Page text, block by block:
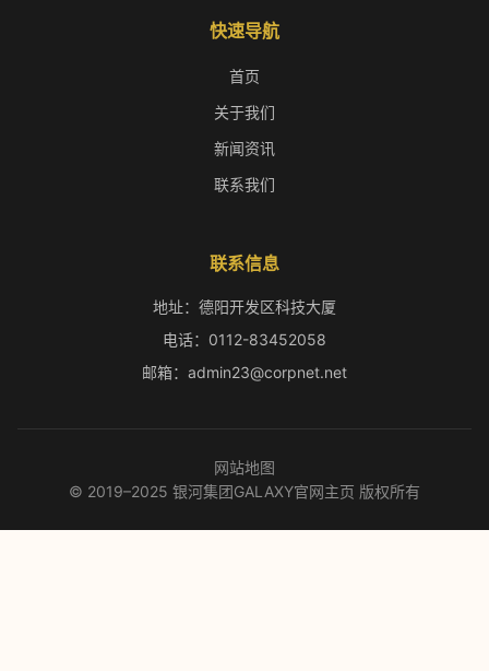
快速导航
首页
关于我们
新闻资讯
联系我们
联系信息
地址：德阳开发区科技大厦
电话：0112-83452058
邮箱：admin23@corpnet.net
网站地图
© 2019–2025 银河集团GALAXY官网主页 版权所有